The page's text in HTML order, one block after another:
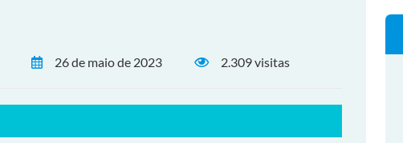
26 de maio de 2023 2.309 visitas